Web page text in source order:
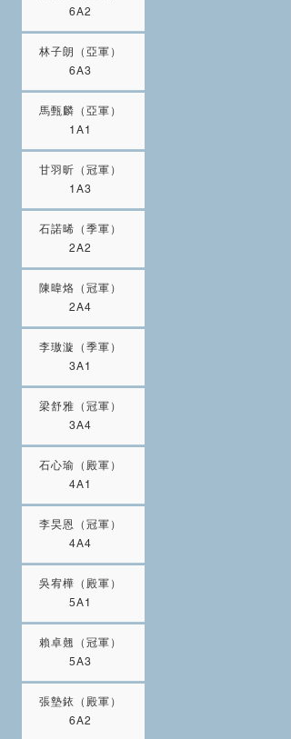
6A2
林子朗（亞軍）
6A3
馬甄麟（亞軍）
1A1
甘羽昕（冠軍）
1A3
石諾晞（季軍）
2A2
陳暐烙（冠軍）
2A4
李璈漩（季軍）
3A1
梁舒雅（冠軍）
3A4
石心瑜（殿軍）
4A1
李旲恩（冠軍）
4A4
吳宥樺（殿軍）
5A1
賴卓翹（冠軍）
5A3
張墊銥（殿軍）
6A2